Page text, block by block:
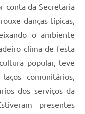
conta da Secretaria
danças típicas,
o ambiente
clima de festa
popular, teve
comunitários,
dos serviços da
presentes